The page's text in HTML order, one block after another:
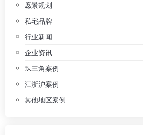
愿景规划
私宅品牌
行业新闻
企业资讯
珠三角案例
江浙沪案例
其他地区案例